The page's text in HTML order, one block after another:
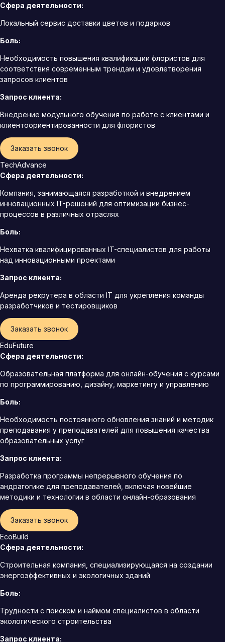
Сфера деятельности:
Локальный сервис доставки цветов и подарков
Боль:
Необходимость повышения квалификации флористов для
соответствия современным трендам и удовлетворения
запросов клиентов
Запрос клиента:
Внедрение модульного обучения по работе с клиентами и
клиентоориентированности для флористов
Заказать звонок
TechAdvance
Сфера деятельности:
Компания, занимающаяся разработкой и внедрением
инновационных IT-решений для оптимизации бизнес-
процессов в различных отраслях
Боль:
Нехватка квалифицированных IT-специалистов для работы
над инновационными проектами
Запрос клиента:
Аренда рекрутера в области IT для укрепления команды
разработчиков и тестировщиков
Заказать звонок
EduFuture
Сфера деятельности:
Образовательная платформа для онлайн-обучения с курсами
по программированию, дизайну, маркетингу и управлению
Боль:
Необходимость постоянного обновления знаний и методик
преподавания у преподавателей для повышения качества
образовательных услуг
Запрос клиента:
Разработка программы непрерывного обучения по
андрагогике для преподавателей, включая новейшие
методики и технологии в области онлайн-образования
Заказать звонок
EcoBuild
Сфера деятельности:
Строительная компания, специализирующаяся на создании
энергоэффективных и экологичных зданий
Боль:
Трудности с поиском и наймом специалистов в области
экологического строительства
Запрос клиента: